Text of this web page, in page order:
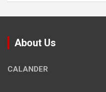
About Us
CALANDER